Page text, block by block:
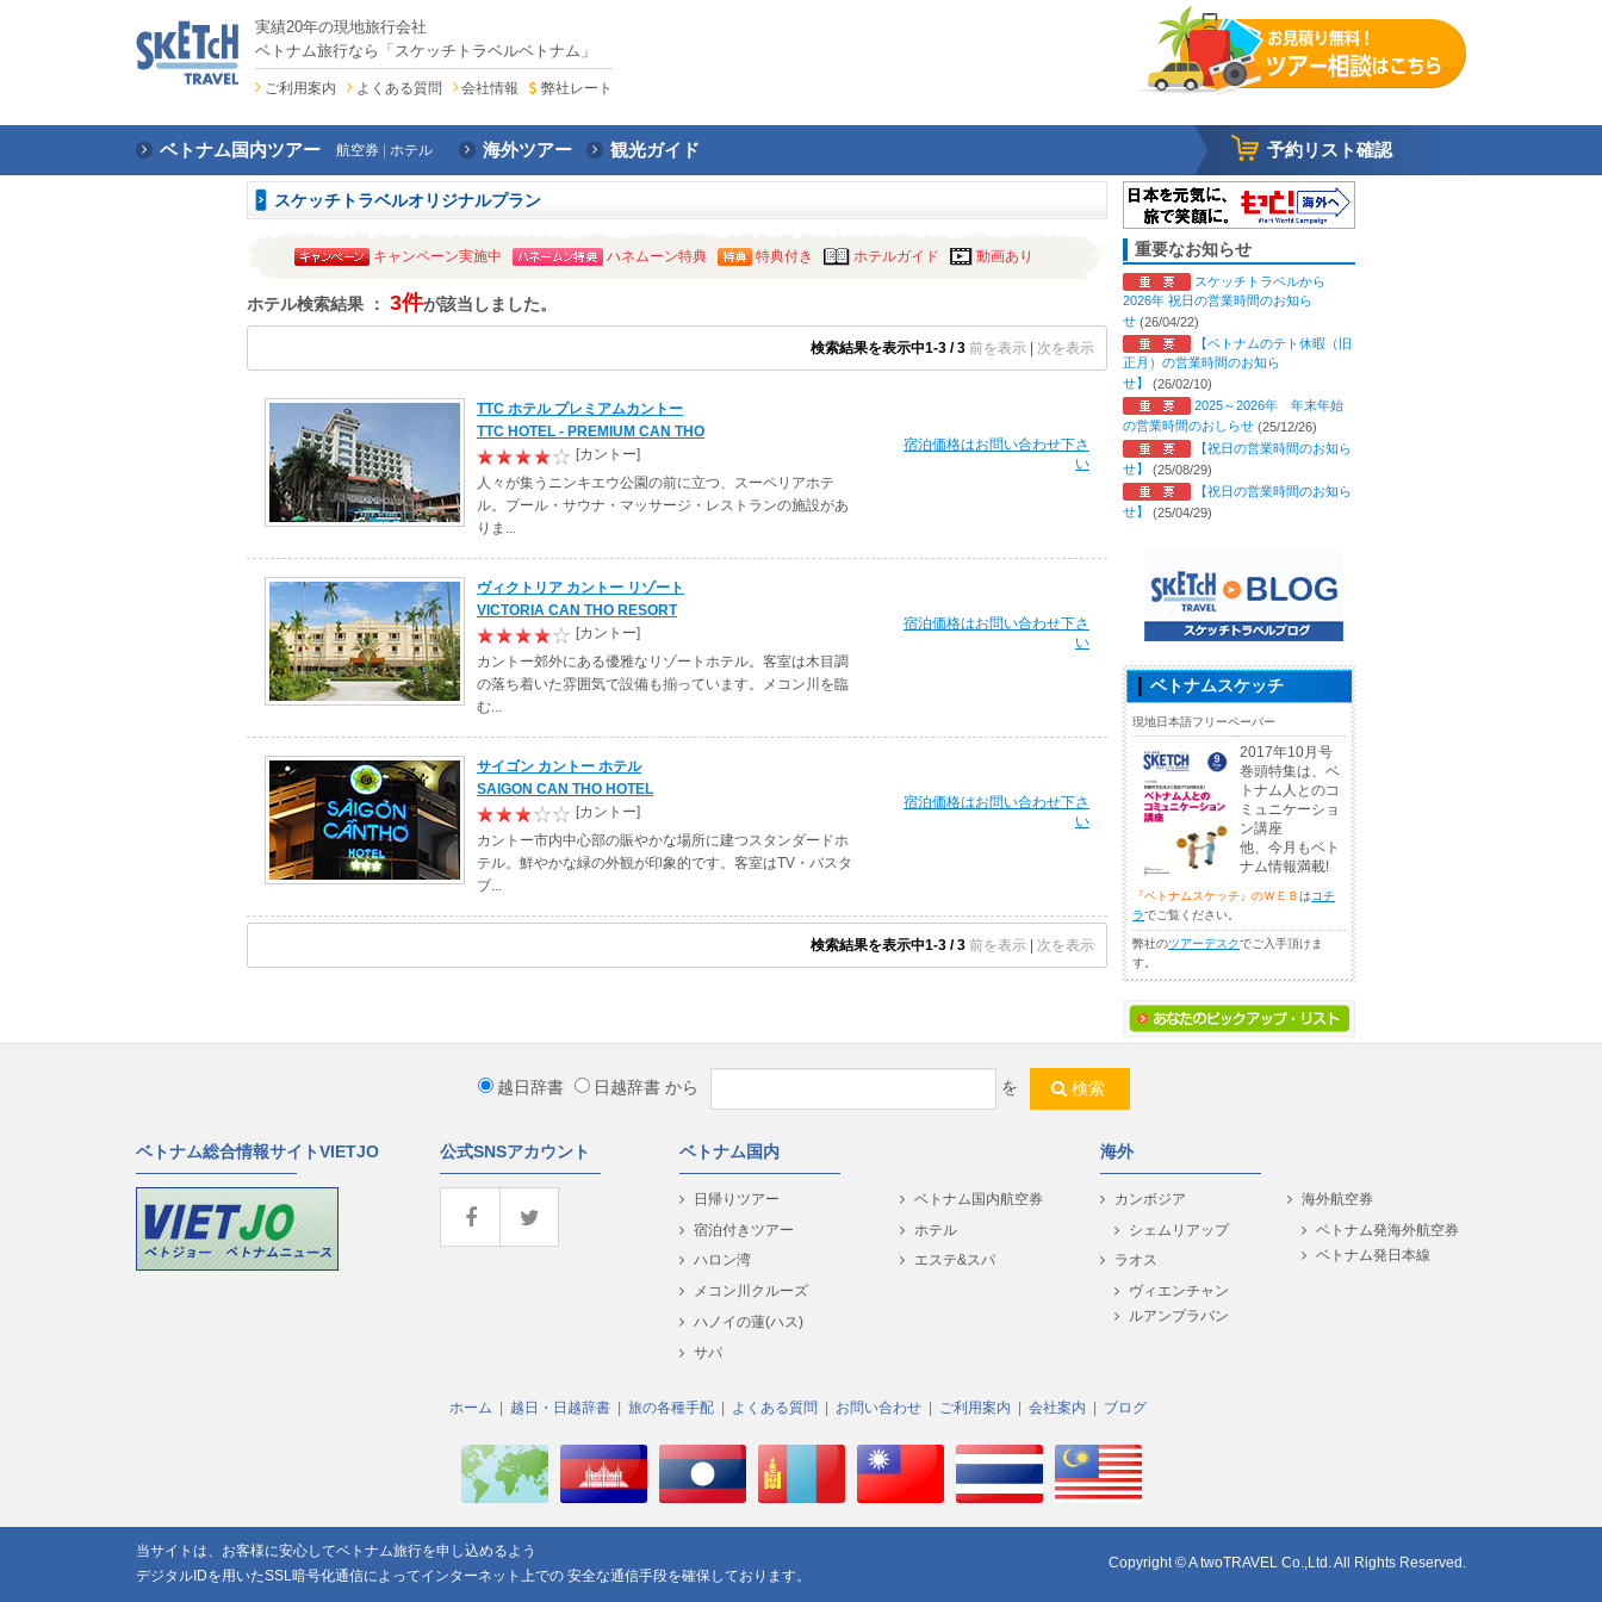
実績20年の現地旅行会社
ベトナム旅行なら「スケッチトラベルベトナム」
ご利用案内 よくある質問 会社情報 弊社レート
ベトナム国内ツアー 航空券 ホテル 海外ツアー 観光ガイド 予約リスト確認
スケッチトラベルオリジナルプラン
キャンペーン実施中 ハネムーン特典 特典付き ホテルガイド 動画あり
ホテル検索結果 ： 3件が該当しました。
検索結果を表示中1-3 / 3 前を表示 次を表示
TTC ホテル プレミアムカントー
TTC HOTEL - PREMIUM CAN THO
[カントー]
人々が集うニンキエウ公園の前に立つ、スーペリアホテ
ル。プール・サウナ・マッサージ・レストランの施設があ
りま...
宿泊価格はお問い合わせ下さ
い
ヴィクトリア カントー リゾート
VICTORIA CAN THO RESORT
[カントー]
カントー郊外にある優雅なリゾートホテル。客室は木目調
の落ち着いた雰囲気で設備も揃っています。メコン川を臨
む...
宿泊価格はお問い合わせ下さ
い
サイゴン カントー ホテル
SAIGON CAN THO HOTEL
[カントー]
カントー市内中心部の賑やかな場所に建つスタンダードホ
テル。鮮やかな緑の外観が印象的です。客室はTV・バスタ
ブ...
宿泊価格はお問い合わせ下さ
い
検索結果を表示中1-3 / 3 前を表示 次を表示
重要なお知らせ
スケッチトラベルから
2026年 祝日の営業時間のお知ら
せ (26/04/22)
【ベトナムのテト休暇（旧
正月）の営業時間のお知ら
せ】
(26/02/10)
2025～2026年 年末年始
の営業時間のおしらせ (25/12/26)
【祝日の営業時間のお知ら
せ】
(25/08/29)
【祝日の営業時間のお知ら
せ】 (25/04/29)
ベトナムスケッチ
現地日本語フリーペーパー
2017年10月号
巻頭特集は、ベ
トナム人とのコ
ミュニケーショ
ン講座
他、今月もベト
ナム情報満載!
『ベトナムスケッチ』のＷＥＢはコチ
ラでご覧ください。
弊社のツアーデスクでご入手頂けま
す。
越日辞書 日越辞書 から を 検索
ベトナム総合情報サイトVIETJO 公式SNSアカウント ベトナム国内
日帰りツアー
宿泊付きツアー
ハロン湾
メコン川クルーズ
ハノイの蓮(ハス)
サパ
ベトナム国内航空券
ホテル
エステ&スパ
海外
カンボジア
シェムリアップ
ラオス
ヴィエンチャン
ルアンプラバン
海外航空券
ベトナム発海外航空券
ベトナム発日本線
ホーム 越日・日越辞書 旅の各種手配 よくある質問 お問い合わせ ご利用案内 会社案内 ブログ
当サイトは、お客様に安心してベトナム旅行を申し込めるよう
デジタルIDを用いたSSL暗号化通信によってインターネット上での 安全な通信手段を確保しております。
Copyright © A twoTRAVEL Co.,Ltd. All Rights Reserved.